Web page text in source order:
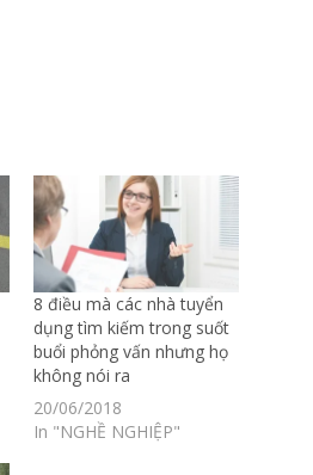
8 điều mà các nhà tuyển
dụng tìm kiếm trong suốt
buổi phỏng vấn nhưng họ
không nói ra
20/06/2018
In "NGHỀ NGHIỆP"